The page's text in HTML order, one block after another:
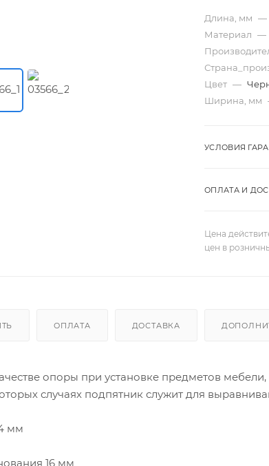
Длина, мм —
Материал —
Цвет —
Ширина, мм
УСЛОВИЯ
ОПЛАТА И
Цена
цен в
ОПЛАТА ДОСТАВКА
опоры при установке предметов
случаях подпятник служит для
мм
16 мм